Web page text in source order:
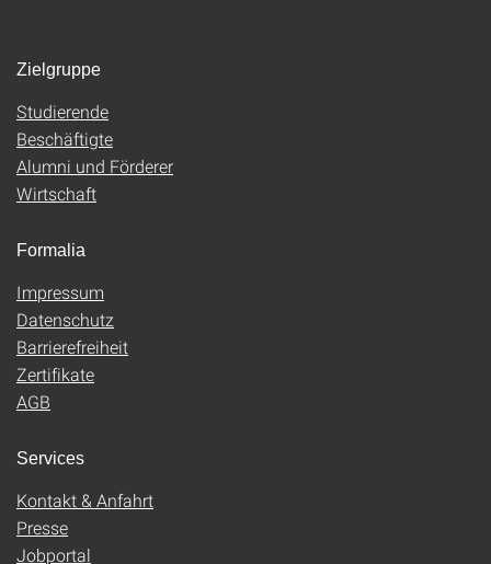
Zielgruppe
Studierende
Beschäftigte
Alumni und Förderer
Wirtschaft
Formalia
Impressum
Datenschutz
Barrierefreiheit
Zertifikate
AGB
Services
Kontakt & Anfahrt
Presse
Jobportal